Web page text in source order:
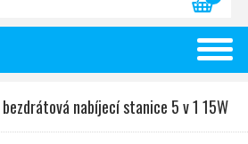
nabíjecí stanice 5 v 1 15W